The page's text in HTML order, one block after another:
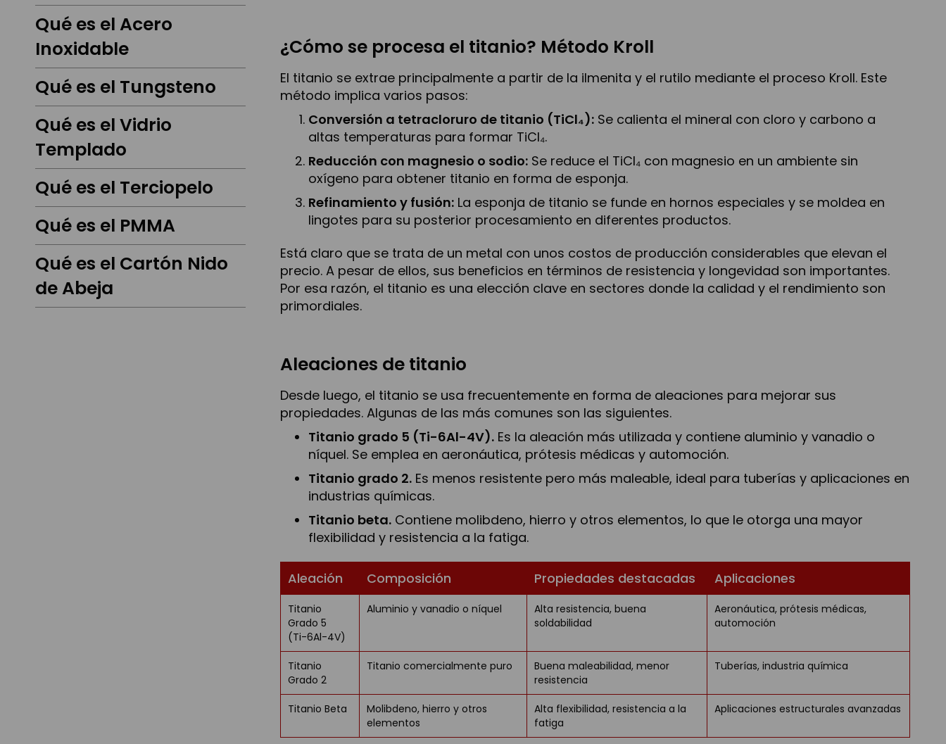
¿Cómo se procesa el titanio? Método Kroll
El titanio se extrae principalmente a partir de la ilmenita y el rutilo mediante el proceso Kroll. Este
método implica varios pasos:
Conversión a tetracloruro de titanio (TiCl₄): Se calienta el mineral con cloro y carbono a
altas temperaturas para formar TiCl₄.
Reducción con magnesio o sodio: Se reduce el TiCl₄ con magnesio en un ambiente sin
oxígeno para obtener titanio en forma de esponja.
Refinamiento y fusión: La esponja de titanio se funde en hornos especiales y se moldea en
lingotes para su posterior procesamiento en diferentes productos.
Está claro que se trata de un metal con unos costos de producción considerables que elevan el
precio. A pesar de ellos, sus beneficios en términos de resistencia y longevidad son importantes.
Por esa razón, el titanio es una elección clave en sectores donde la calidad y el rendimiento son
primordiales.
Aleaciones de titanio
Desde luego, el titanio se usa frecuentemente en forma de aleaciones para mejorar sus
propiedades. Algunas de las más comunes son las siguientes.
Titanio grado 5 (Ti-6Al-4V). Es la aleación más utilizada y contiene aluminio y vanadio o
níquel. Se emplea en aeronáutica, prótesis médicas y automoción.
Titanio grado 2. Es menos resistente pero más maleable, ideal para tuberías y aplicaciones en
industrias químicas.
Titanio beta. Contiene molibdeno, hierro y otros elementos, lo que le otorga una mayor
flexibilidad y resistencia a la fatiga.
Aleación Composición Propiedades destacadas Aplicaciones
Titanio
Grado 5
(Ti-6Al-4V)
Aluminio y vanadio o níquel
Alta resistencia, buena
soldabilidad
Aeronáutica, prótesis médicas,
automoción
Titanio
Grado 2
Titanio comercialmente puro
Buena maleabilidad, menor
resistencia
Tuberías, industria química
Titanio Beta
Molibdeno, hierro y otros
elementos
Alta flexibilidad, resistencia a la
fatiga
Aplicaciones estructurales avanzadas
Qué es el Acero
Inoxidable
Qué es el Tungsteno
Qué es el Vidrio
Templado
Qué es el Terciopelo
Qué es el PMMA
Qué es el Cartón Nido
de Abeja